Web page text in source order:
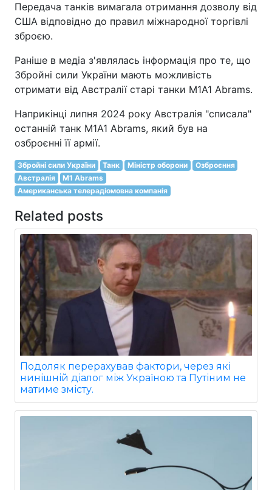
Передача танків вимагала отримання дозволу від
США відповідно до правил міжнародної торгівлі
зброєю.
Раніше в медіа з'являлась інформація про те, що
Збройні сили України мають можливість
отримати від Австралії старі танки M1A1 Abrams.
Наприкінці липня 2024 року Австралія "списала"
останній танк M1A1 Abrams, який був на
озброєнні її армії.
Збройні сили України Танк Міністр оборони
Озброєння
Австралія
M1 Abrams
Американська телерадіомовна компанія
Related posts
Подоляк перерахував фактори, через які
нинішній діалог між Україною та Путіним не
матиме змісту.